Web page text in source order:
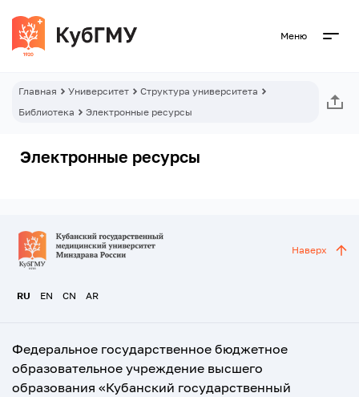
Меню
Главная Университет
Структура университета
Библиотека
Электронные ресурсы
Электронные ресурсы
RU EN CN AR
Наверх
Федеральное государственное бюджетное
образовательное учреждение высшего
образования «Кубанский государственный